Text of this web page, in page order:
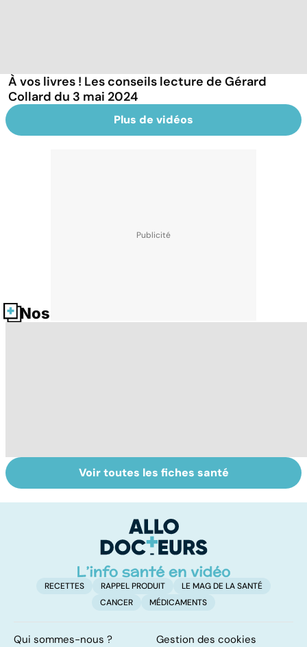
À vos livres ! Les conseils lecture de Gérard
Collard du 3 mai 2024
Plus de vidéos
Nos fiches santé
Tout savoir sur
les infections
Inflammation des
amygdales : que
d'angine ?
Voir toutes les fiches santé
RECETTES RAPPEL PRODUIT
LE MAG DE LA SANTÉ
CANCER
MÉDICAMENTS
Qui sommes-nous ? Gestion des cookies